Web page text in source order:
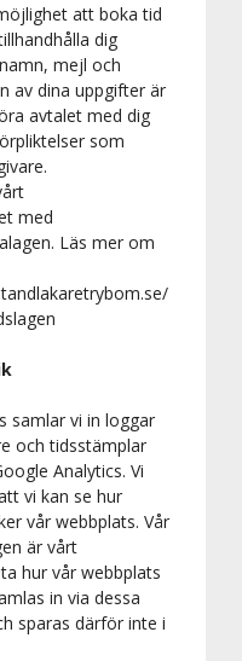
att boka tid
dig
mejl och
av dina uppgifter är
avtalet med dig
som
med
Läs mer om
samlar vi in loggar
och tidsstämplar
Analytics. Vi
vi kan se hur
vår webbplats. Vår
är vårt
hur vår webbplats
in via dessa
sparas därför inte i